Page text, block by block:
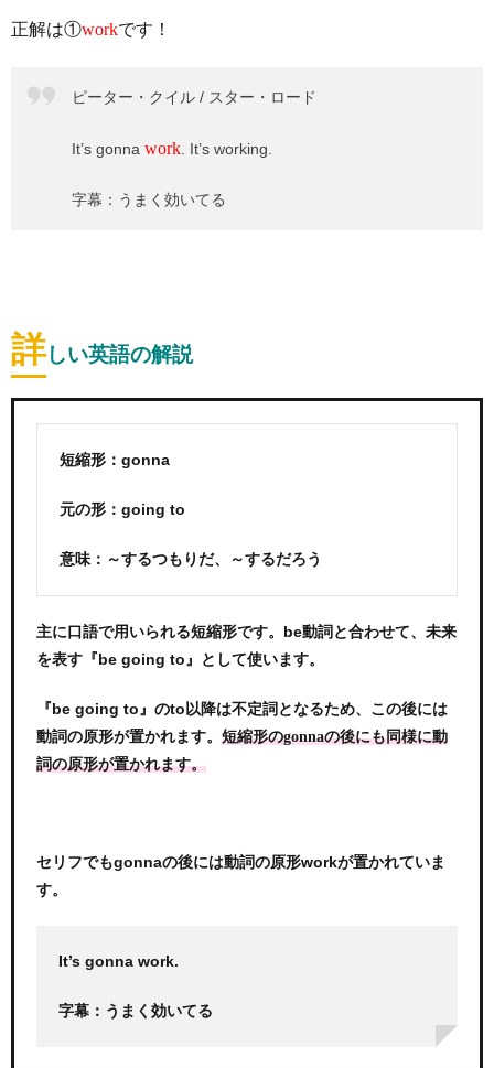
正解は①workです！
ピーター・クイル / スター・ロード
It’s gonna work . It’s working.
字幕：うまく効いてる
詳しい英語の解説
短縮形：gonna
元の形：going to
意味：～するつもりだ、～するだろう
主に口語で用いられる短縮形です。be動詞と合わせて、未来
を表す『be going to』として使います。
『be going to』のto以降は不定詞となるため、この後には
動詞の原形が置かれます。 短縮形のgonnaの後にも同様に動
詞の原形が置かれます。
セリフでもgonnaの後には動詞の原形workが置かれていま
す。
It’s gonna work.
字幕：うまく効いてる